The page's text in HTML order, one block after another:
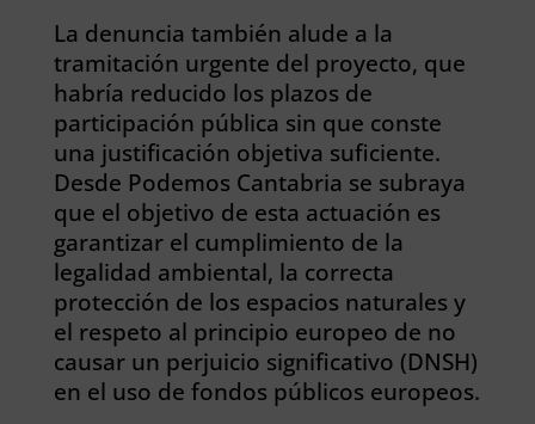
La denuncia también alude a la
tramitación urgente del proyecto, que
habría reducido los plazos de
participación pública sin que conste
una justificación objetiva suficiente.
Desde Podemos Cantabria se subraya
que el objetivo de esta actuación es
garantizar el cumplimiento de la
legalidad ambiental, la correcta
protección de los espacios naturales y
el respeto al principio europeo de no
causar un perjuicio significativo (DNSH)
en el uso de fondos públicos europeos.